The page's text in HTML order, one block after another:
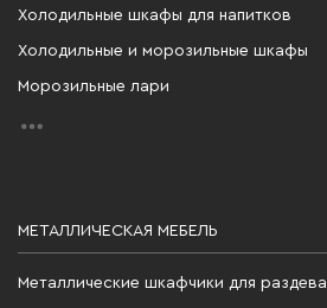
Холодильные шкафы для напитков
Холодильные и морозильные шкафы
Морозильные лари
МЕТАЛЛИЧЕСКАЯ МЕБЕЛЬ
Металлические шкафчики для